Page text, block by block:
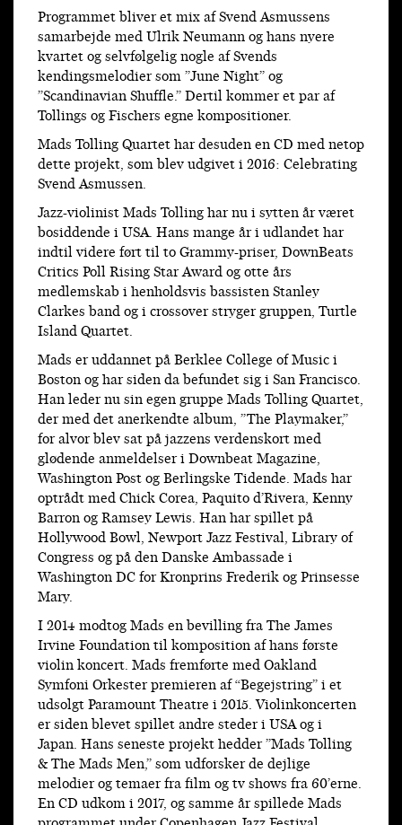
Programmet bliver et mix af Svend Asmussens
samarbejde med Ulrik Neumann og hans nyere
kvartet og selvfølgelig nogle af Svends
kendingsmelodier som ”June Night” og
”Scandinavian Shuffle.” Dertil kommer et par af
Tollings og Fischers egne kompositioner.
Mads Tolling Quartet har desuden en CD med netop
dette projekt, som blev udgivet i 2016: Celebrating
Svend Asmussen.
Jazz-violinist Mads Tolling har nu i sytten år været
bosiddende i USA. Hans mange år i udlandet har
indtil videre ført til to Grammy-priser, DownBeats
Critics Poll Rising Star Award og otte års
medlemskab i henholdsvis bassisten Stanley
Clarkes band og i crossover stryger gruppen, Turtle
Island Quartet.
Mads er uddannet på Berklee College of Music i
Boston og har siden da befundet sig i San Francisco.
Han leder nu sin egen gruppe Mads Tolling Quartet,
der med det anerkendte album, ”The Playmaker,”
for alvor blev sat på jazzens verdenskort med
glødende anmeldelser i Downbeat Magazine,
Washington Post og Berlingske Tidende. Mads har
optrådt med Chick Corea, Paquito d’Rivera, Kenny
Barron og Ramsey Lewis. Han har spillet på
Hollywood Bowl, Newport Jazz Festival, Library of
Congress og på den Danske Ambassade i
Washington DC for Kronprins Frederik og Prinsesse
Mary.
I 2014 modtog Mads en bevilling fra The James
Irvine Foundation til komposition af hans første
violin koncert. Mads fremførte med Oakland
Symfoni Orkester premieren af “Begejstring” i et
udsolgt Paramount Theatre i 2015. Violinkoncerten
er siden blevet spillet andre steder i USA og i
Japan. Hans seneste projekt hedder ”Mads Tolling
& The Mads Men,” som udforsker de dejlige
melodier og temaer fra film og tv shows fra 60’erne.
En CD udkom i 2017, og samme år spillede Mads